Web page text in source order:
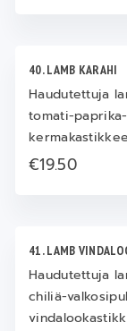
40. LAMB KARAHI
Haudutettuja
tomati-
€19.50
41. LAMB
Haudutettuja
chiliä-